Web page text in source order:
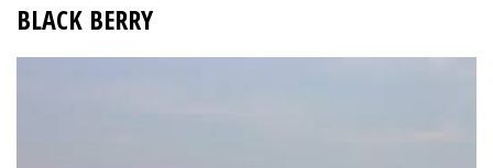
BLACK BERRY